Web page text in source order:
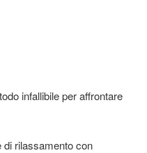
infallibile per affrontare
rilassamento con